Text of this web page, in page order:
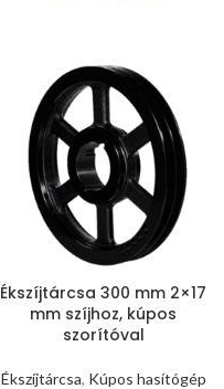
Ékszíjtárcsa 300 mm 2×17
mm szíjhoz, kúpos
szorítóval
Ékszíjtárcsa, Kúpos hasítógép